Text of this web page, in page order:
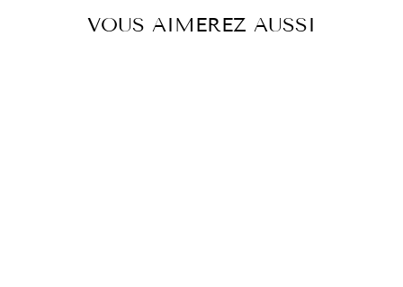
VOUS AIMEREZ AUSSI